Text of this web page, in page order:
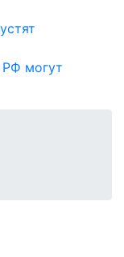
РФ могут